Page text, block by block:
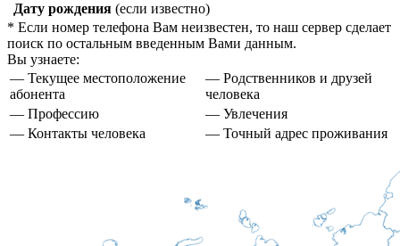
Дату рождения (если известно)
* Если номер телефона Вам неизвестен, то наш сервер сделает
поиск по остальным введенным Вами данным.
Вы узнаете:
— Текущее местоположение
абонента
— Родственников и друзей
человека
— Профессию
— Увлечения
— Контакты человека
— Точный адрес проживания